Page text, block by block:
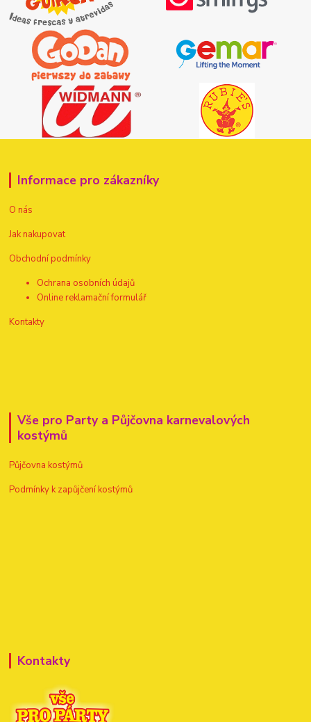
Informace pro zákazníky
O nás
Jak nakupovat
Obchodní podmínky
Ochrana osobních údajů
Online reklamační formulář
Kontakty
Vše pro Party a Půjčovna karnevalových
kostýmů
Půjčovna kostýmů
Podmínky k zapůjčení kostýmů
Kontakty